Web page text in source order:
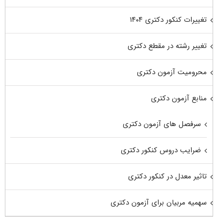
تغییرات کنکور دکتری ۱۴۰۴
تغییر رشته در مقطع دکتری
محرومیت آزمون دکتری
منابع آزمون دکتری
سرفصل های آزمون دکتری
ضرایب دروس کنکور دکتری
تاثیر معدل در کنکور دکتری
سهمیه مربیان برای آزمون دکتری